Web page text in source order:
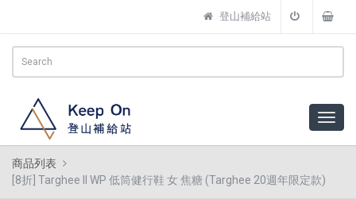
登山補給站
商品列表
[8折] Targhee II WP 低筒健行鞋 女 焦糖 (Targhee 20週年限定款)